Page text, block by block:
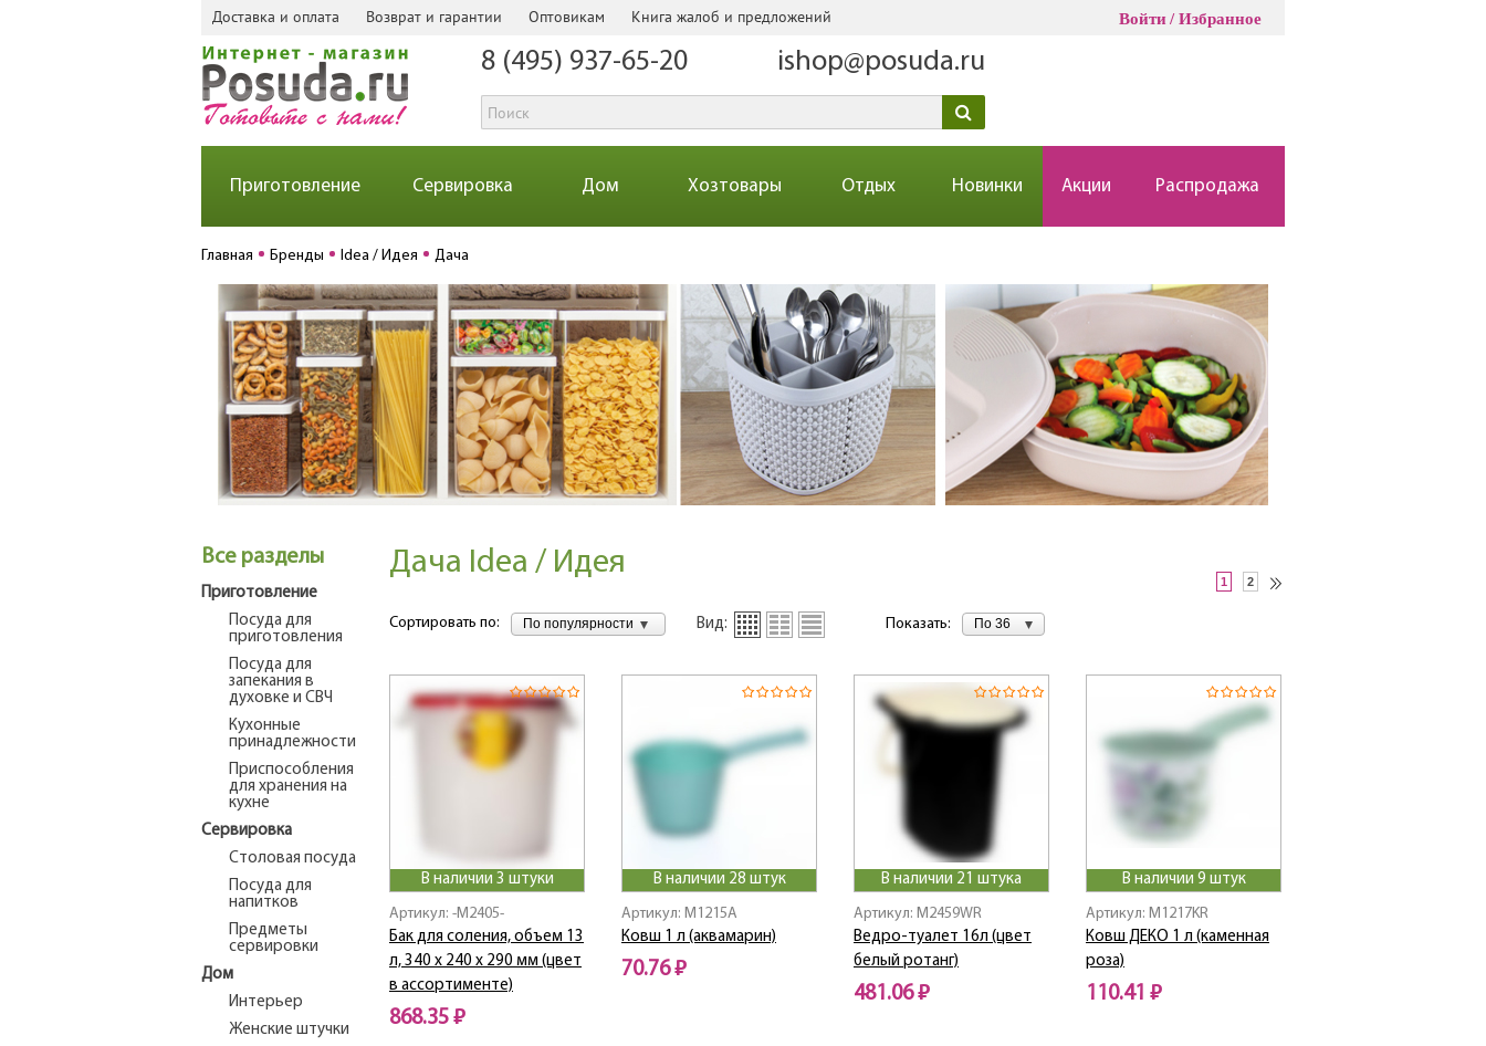
Доставка и оплата Возврат и гарантии Оптовикам Книга жалоб и предложений Войти Избранное
8 (495) 937-65-20 ishop@posuda.ru
Приготовление Сервировка Дом Хозтовары Отдых Новинки Акции Распродажа
Главная Бренды Idea / Идея Дача
Все разделы
Приготовление
Посуда для
приготовления
Посуда для
запекания в
духовке и СВЧ
Кухонные
принадлежности
Приспособления
для хранения на
кухне
Сервировка
Столовая посуда
Посуда для
напитков
Предметы
сервировки
Дом
Интерьер
Женские штучки
Дача Idea / Идея
1 2
Сортировать по: По популярности Вид: Показать: По 36
В наличии 3 штуки
Артикул: -M2405-
Бак для соления, объем 13
л, 340 х 240 х 290 мм (цвет
в ассортименте)
868.35 ₽
В наличии 28 штук
Артикул: M1215A
Ковш 1 л (аквамарин)
70.76 ₽
В наличии 21 штука
Артикул: M2459WR
Ведро-туалет 16л (цвет
белый ротанг)
481.06 ₽
В наличии 9 штук
Артикул: M1217KR
Ковш ДЕКО 1 л (каменная
роза)
110.41 ₽